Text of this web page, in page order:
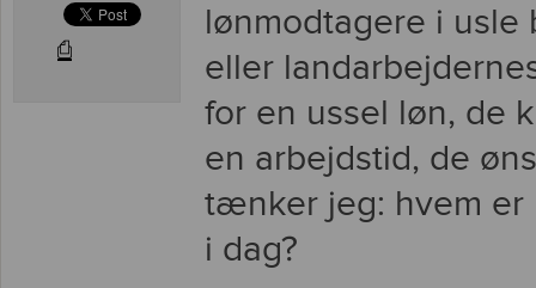
⎙
lønmodtagere i usle
eller
for en ussel løn, de
en arbejdstid, de
tænker jeg: hvem er
i dag?